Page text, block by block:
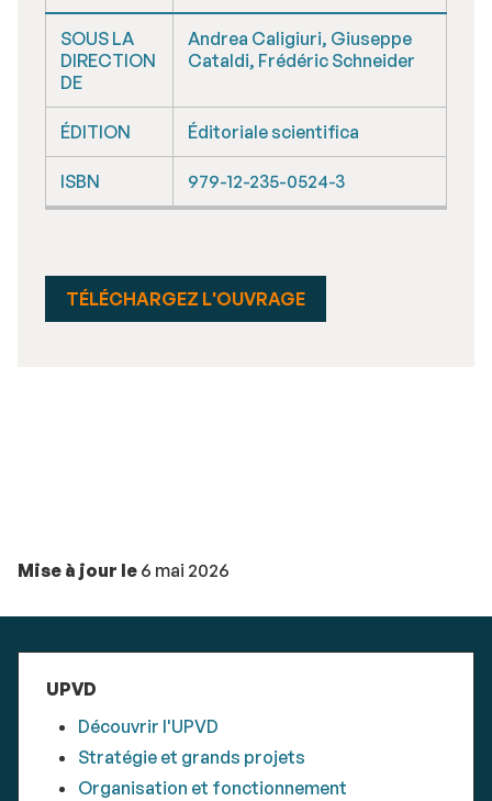
SOUS LA
DIRECTION
DE
Andrea Caligiuri, Giuseppe
Cataldi, Frédéric Schneider
ÉDITION Éditoriale scientifica
ISBN 979-12-235-0524-3
TÉLÉCHARGEZ L'OUVRAGE
Mise à jour le 6 mai 2026
UPVD
Découvrir l'UPVD
Stratégie et grands projets
Organisation et fonctionnement